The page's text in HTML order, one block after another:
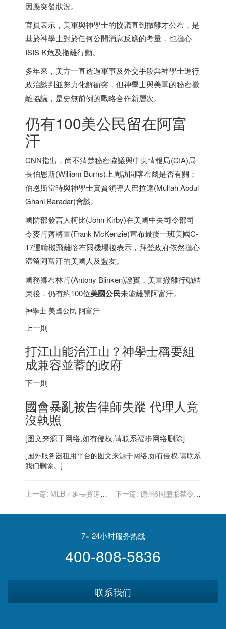
因應突發狀況。
官員表示，美軍與神學士的協議直到撤離才公布，是
基於神學士對於任何公開消息反應的考量，也擔心
ISIS-K危及撤離行動。
多年來，美方一直透過軍事及外交手段與神學士進行
政治談判並努力化解衝突，但神學士與美軍的秘密撤
離協議，是史無前例的戰略合作新層次。
仍有100美公民留在阿富
汗
CNN指出，尚不清楚秘密協議與中央情報局(CIA)局
長伯恩斯(William Burns)上周訪問喀布爾是否有關；
伯恩斯當時與神學士實質領導人巴拉達(Mullah Abdul
Ghani Baradar)會談。
國防部發言人柯比(John Kirby)在美國中央司令部司
令麥肯齊將軍(Frank McKenzie)宣布最後一班美國C-
17運輸機飛離喀布爾機場後表示，拜登政府依然擔心
滯留阿富汗的美國人及盟友。
國務卿布林肯(Antony Blinken)證實，美軍撤離行動結
束後，仍有約100位美國公民未能離開阿富汗。
神學士 美國公民 阿富汗
上一則
打江山能治江山？神學士稱要組
成兼容並蓄的政府
下一則
國會暴亂被告律師失蹤 代理人竟
沒執照
[图文来源于网络,如有侵权,请联系福步网络删除]
[国外服务器租用平台的图文来源于网络,如有侵权,请联系
我们删除。]
上一篇: MLB／延長賽追加
支二壘打
下一篇: 德州6周墮胎禁令上
7× 24小时服务热线
400-808-5836
联系我们